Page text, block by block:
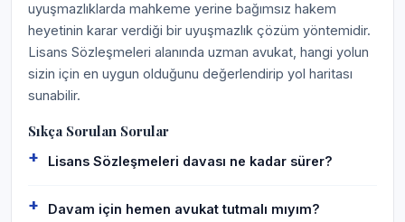
uyuşmazlıklarda mahkeme yerine bağımsız hakem
heyetinin karar verdiği bir uyuşmazlık çözüm yöntemidir.
Lisans Sözleşmeleri alanında uzman avukat, hangi yolun
sizin için en uygun olduğunu değerlendirip yol haritası
sunabilir.
Sıkça Sorulan Sorular
Lisans Sözleşmeleri davası ne kadar sürer?
Davam için hemen avukat tutmalı mıyım?